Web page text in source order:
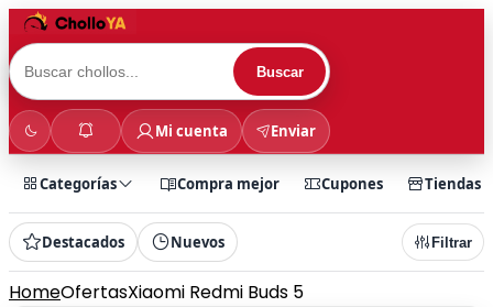
Buscar
Mi cuenta Enviar
Categorías Compra mejor Cupones Tiendas
Destacados Nuevos Filtrar
HomeOfertasXiaomi Redmi Buds 5